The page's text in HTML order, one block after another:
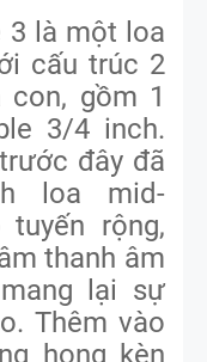
3 là một loa
cấu trúc 2
gồm 1
3/4 inch.
đây đã
loa mid-
rộng,
thanh âm
lại sự
Thêm vào
họng kèn